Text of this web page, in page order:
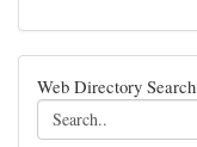
Web Directory Search